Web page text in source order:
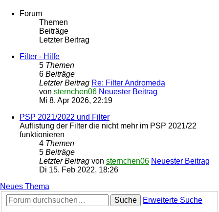
Forum
Themen
Beiträge
Letzter Beitrag
Filter - Hilfe
5 Themen
6 Beiträge
Letzter Beitrag Re: Filter Andromeda
von sternchen06 Neuester Beitrag
Mi 8. Apr 2026, 22:19
PSP 2021/2022 und Filter
Auflistung der Filter die nicht mehr im PSP 2021/22
funktionieren
4 Themen
5 Beiträge
Letzter Beitrag von sternchen06 Neuester Beitrag
Di 15. Feb 2022, 18:26
Neues Thema
Suche
Erweiterte Suche